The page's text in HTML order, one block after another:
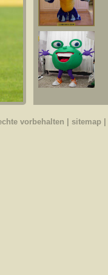
vorbehalten | sitemap|